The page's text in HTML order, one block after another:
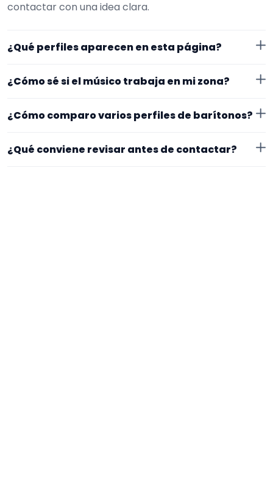
contactar con una idea clara.
¿Qué perfiles aparecen en esta página?
EncuentraMúsico.
¿Cómo sé si el músico trabaja en mi zona?
necesitas desplazamiento o fechas concretas, lo
¿Cómo comparo varios perfiles de barítonos?
Compara especialidad principal, experiencia, vídeos o
audios, ubicación y claridad del perfil. Un mensaje
¿Qué conviene revisar antes de contactar?